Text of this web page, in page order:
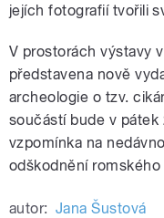
jejích fotografií tvořili
V prostorách výstavy
představena nově
archeologie o tzv.
součástí bude v pátek
vzpomínka na
odškodnění
autor: Jana Šustová